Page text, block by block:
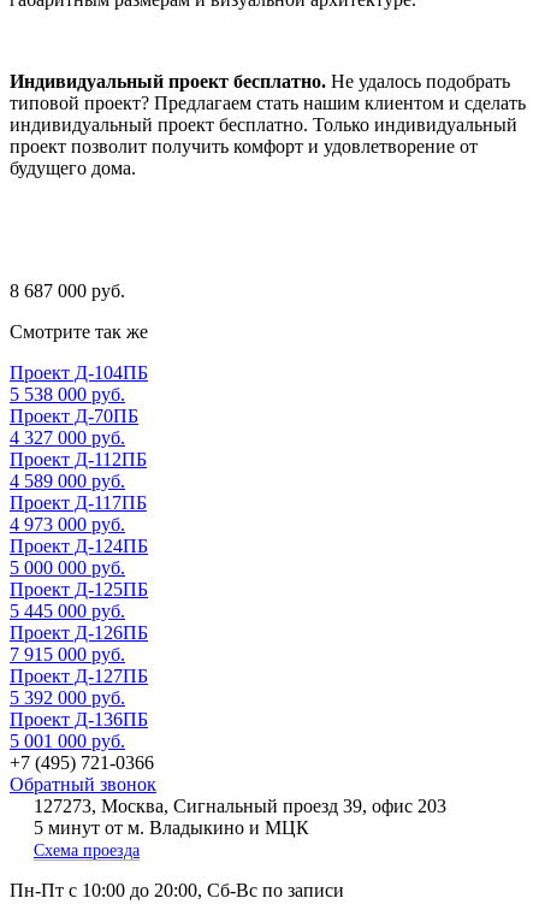
Индивидуальный проект бесплатно. Не удалось подобрать
типовой проект? Предлагаем стать нашим клиентом и сделать
индивидуальный проект бесплатно. Только индивидуальный
проект позволит получить комфорт и удовлетворение от
будущего дома.
8 687 000 руб.
Смотрите так же
Проект Д-104ПБ
5 538 000 руб.
Проект Д-70ПБ
4 327 000 руб.
Проект Д-112ПБ
4 589 000 руб.
Проект Д-117ПБ
4 973 000 руб.
Проект Д-124ПБ
5 000 000 руб.
Проект Д-125ПБ
5 445 000 руб.
Проект Д-126ПБ
7 915 000 руб.
Проект Д-127ПБ
5 392 000 руб.
Проект Д-136ПБ
5 001 000 руб.
+7 (495) 721-0366
Обратный звонок
127273, Москва, Сигнальный проезд 39, офис 203
5 минут от м. Владыкино и МЦК
Схема проезда
Пн-Пт с 10:00 до 20:00, Сб-Вс по записи